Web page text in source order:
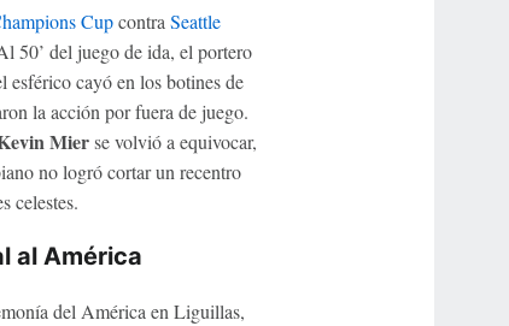
Cupcontra Seattle
50’ del juego de ida, el portero
cayó en los botines de
la acción por fuera de juego.
Mierse volvió a equivocar,
no logró cortar un recentro
celestes.
al América
del América en Liguillas,